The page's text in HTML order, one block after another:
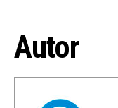
Autor